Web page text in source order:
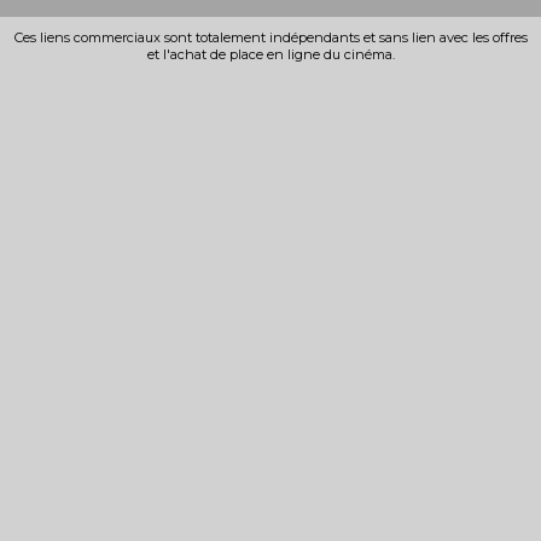
Ces liens commerciaux sont totalement indépendants et sans lien avec les offres
et l'achat de place en ligne du cinéma.